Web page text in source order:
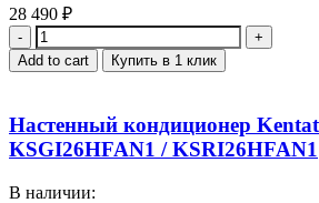
28 490 ₽
Quantity
Add to cart Купить в 1 клик
Настенный кондиционер
KSGI26HFAN1 / KSRI26HFAN1
В наличии: